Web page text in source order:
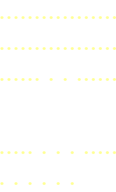
. .
. . .
. . . . .